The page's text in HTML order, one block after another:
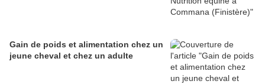
Gain de poids et alimentation chez un
jeune cheval et chez un adulte